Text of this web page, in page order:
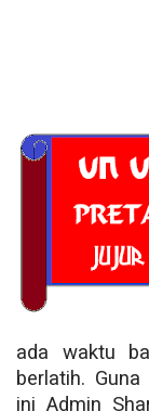
ada waktu
berlatih.
ini Admin